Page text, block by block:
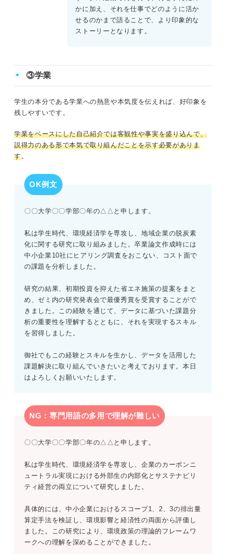
かに加え、それを仕事でどのように活か
せるのかまで語ることで、より印象的な
ストーリーとなります。
③学業
学生の本分である学業への熱意や本気度を伝えれば、好印象を
残しやすいです。
学業をベースにした自己紹介では客観性や事実を盛り込んで、
説得力のある形で本気で取り組んだことを示す必要がありま
す。
OK例文
〇〇大学〇〇学部〇年の△△と申します。
私は学生時代、環境経済学を専攻し、地域企業の脱炭素
化に関する研究に取り組みました。卒業論文作成時には
中小企業10社にヒアリング調査をおこない、コスト面で
の課題を分析しました。
研究の結果、初期投資を抑えた省エネ施策の提案をまと
め、ゼミ内の研究発表会で最優秀賞を受賞することがで
きました。この経験を通じて、データに基づいた課題分
析の重要性を理解するとともに、それを実現するスキル
を習得しました。
御社でもこの経験とスキルを生かし、データを活用した
課題解決に取り組んでいきたいと考えております。本日
はよろしくお願いいたします。
NG：専門用語の多用で理解が難しい
〇〇大学〇〇学部〇年の△△と申します。
私は学生時代、環境経済学を専攻し、企業のカーボンニ
ュートラル実現における外部生の内部化とサステナビリ
ティ経営の両立について研究しました。
具体的には、中小企業におけるスコープ1、2、3の排出量
算定手法を検証し、環境影響と経済性の両面から評価し
ました。この研究により、環境政策の理論的フレームワ
ークへの理解を深めることができました。